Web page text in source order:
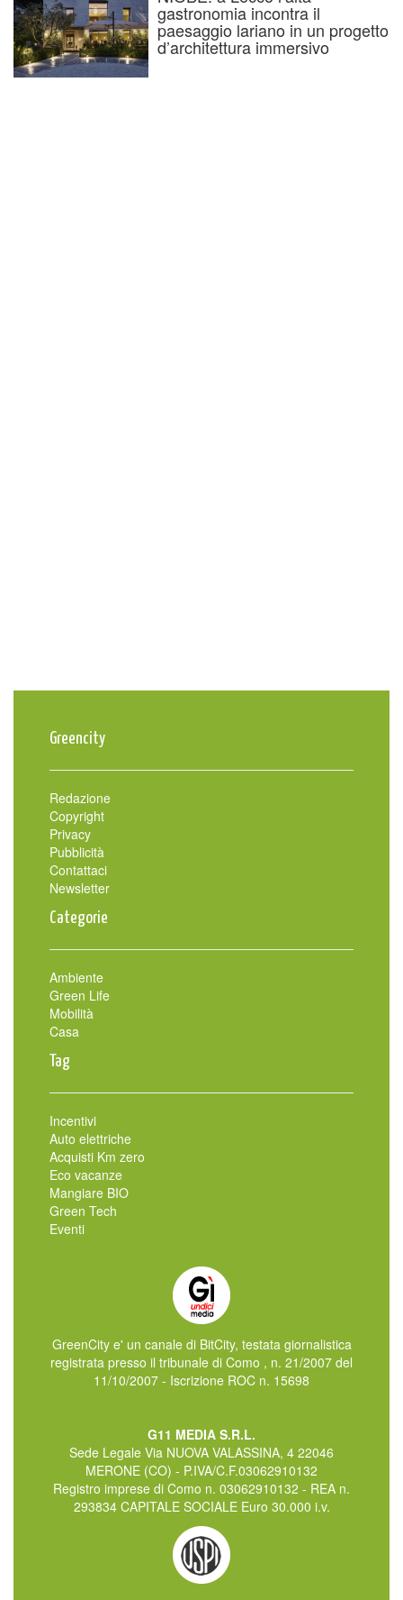
gastronomia incontra il
paesaggio lariano in un progetto
d’architettura immersivo
Greencity
Redazione
Copyright
Privacy
Pubblicità
Contattaci
Newsletter
Categorie
Ambiente
Green Life
Mobilità
Casa
Tag
Incentivi
Auto elettriche
Acquisti Km zero
Eco vacanze
Mangiare BIO
Green Tech
Eventi
GreenCity e' un canale di BitCity, testata giornalistica
registrata presso il tribunale di Como , n. 21/2007 del
11/10/2007 - Iscrizione ROC n. 15698
G11 MEDIA S.R.L.
Sede Legale Via NUOVA VALASSINA, 4 22046
MERONE (CO) - P.IVA/C.F.03062910132
Registro imprese di Como n. 03062910132 - REA n.
293834 CAPITALE SOCIALE Euro 30.000 i.v.